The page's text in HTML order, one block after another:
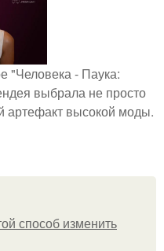
"Человека - Паука:
выбрала не просто
артефакт высокой моды.
способ изменить